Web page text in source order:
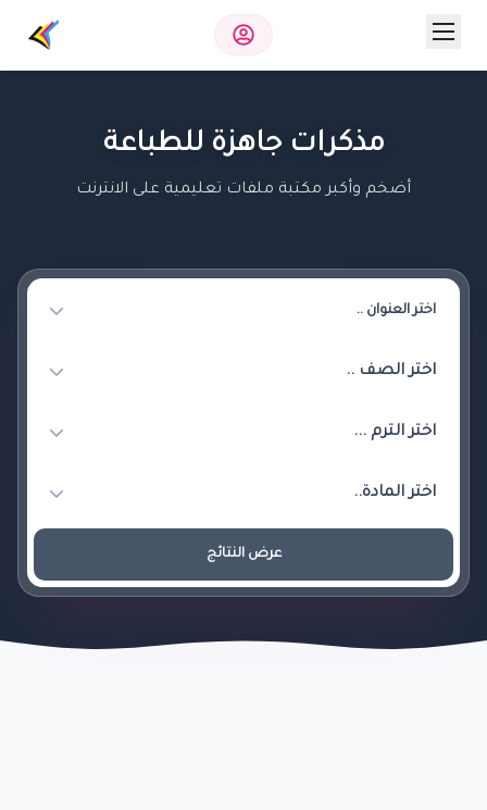
مذكرات جاهزة للطباعة
أضخم وأكبر مكتبة ملفات تعليمية على الانترنت
عرض النتائج